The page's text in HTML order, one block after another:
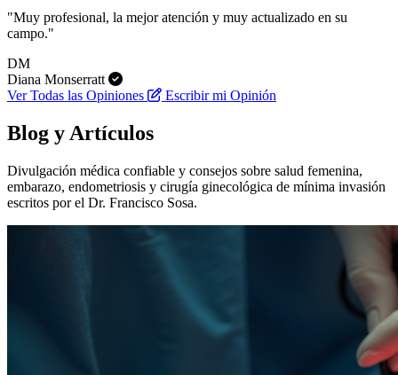
"Muy profesional, la mejor atención y muy actualizado en su
campo."
DM
Diana Monserratt
Ver Todas las Opiniones
Escribir mi Opinión
Blog y Artículos
Divulgación médica confiable y consejos sobre salud femenina,
embarazo, endometriosis y cirugía ginecológica de mínima invasión
escritos por el Dr. Francisco Sosa.